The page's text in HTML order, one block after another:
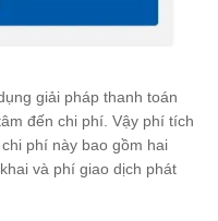
giải pháp thanh toán
đến chi phí. Vậy phí tích
phí này bao gồm hai
và phí giao dịch phát